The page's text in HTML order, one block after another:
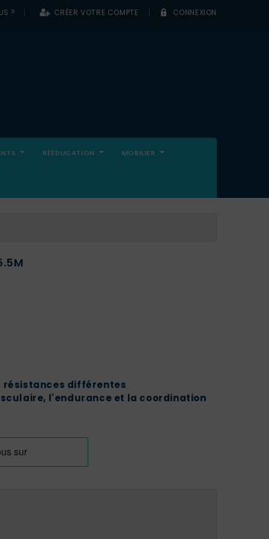
? CRÉER VOTRE COMPTE CONNEXION
RÉÉDUCATION MOBILIER
résistances différentes
l'endurance et la coordination